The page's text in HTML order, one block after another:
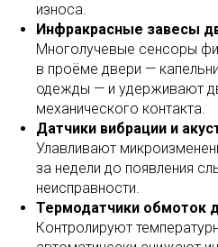
износа.
Инфракрасные завесы
Многолучевые сенсоры
в проёме двери —
одежды — и удерживают
механического контакта.
Датчики вибрации и
Улавливают
за недели до появления
неисправности.
Термодатчики обмоток
Контролируют